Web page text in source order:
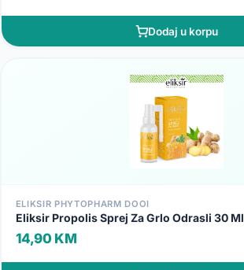
Dodaj u korpu
ELIKSIR PHYTOPHARM DOOI
Eliksir Propolis Sprej Za Grlo Odrasli 30 Ml
14,90 KM